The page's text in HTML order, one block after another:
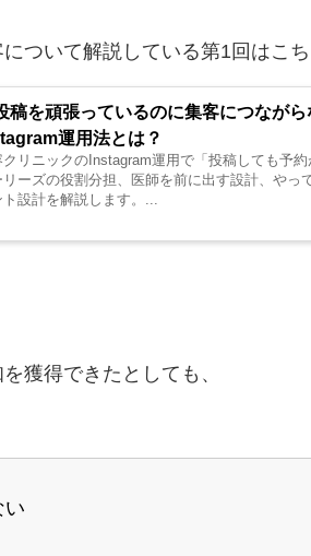
ついて解説している第1回はこち
稿を頑張っているのに集客につなが
運用法とは？
クリニックのInstagram運用で「投稿しても予
リーズの役割分担、医師を前に出す設計、や
ト設計を解説します。...
獲得できたとしても、
い